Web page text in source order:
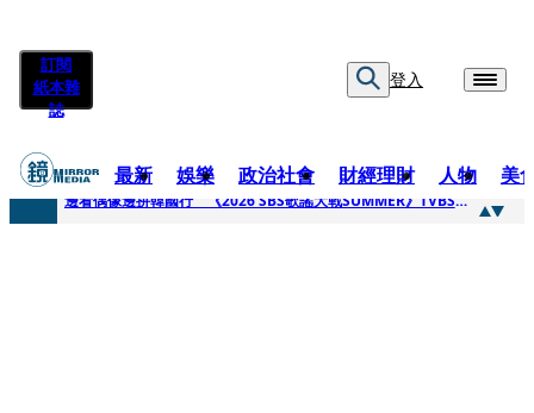
訂閱
紙本雜
誌
登入
最新 娛樂 政治社會 財經理財 人物 美
快訊
邊看偶像邊拚韓國行 《2026 SBS歌謠大戰SUMMER》TVBS直播祭追星福利